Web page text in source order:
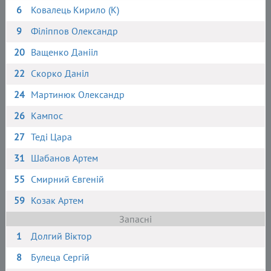
6
Ковалець Кирило (К)
9
Філіппов Олександр
20 Ващенко Данііл
22 Скорко Даніл
24 Мартинюк Олександр
26 Кампос
27 Теді Цара
31 Шабанов Артем
55 Смирний Євгеній
59 Козак Артем
Запасні
1
Долгий Віктор
8
Булеца Сергій